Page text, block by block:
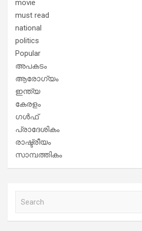
movie
must read
national
politics
Popular
അപകടം
ആരോഗ്യം
ഇന്ത്യ
കേരളം
ഗൾഫ്
പ്രാദേശികം
രാഷ്ട്രീയം
സാമ്പത്തികം